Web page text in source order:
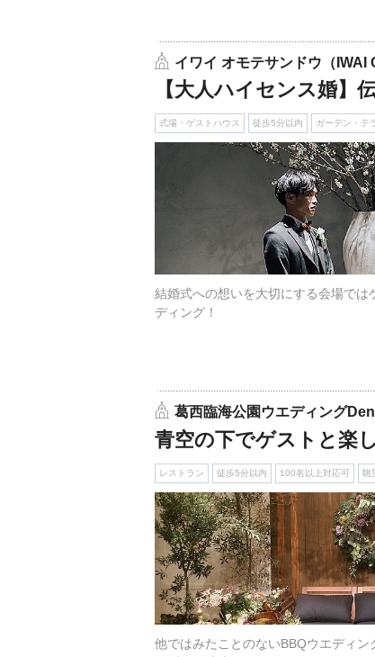
イワイ オモテサンドウ（IWAI
【大人ハイセンス婚】
式場・ゲストハウス 徒歩5分以内 ガーデン・テ
結婚式への想いを大切にする会場で
ディング！
葛西臨海公園ウエディング
青空の下でゲストと楽
レストラン 徒歩5分以内 100名以上対応可 眺
他ではみたことのないBBQウエディ